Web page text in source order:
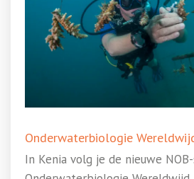
Onderwaterbiologie
In Kenia volg je de nieuwe